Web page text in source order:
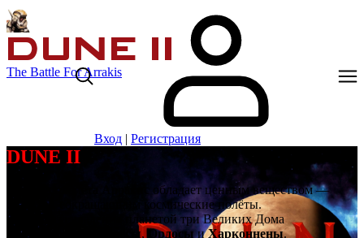
The Battle For Arrakis
Вход | Регистрация
DUNE II
Далёкая планета Арракис обладает ценным веществом —
спайсом, сокращающим космические полёты.
Борются за владение планетой три Великих Дома
Ландсраада:
Атрейдесы, ОрдосыиХарконнены.